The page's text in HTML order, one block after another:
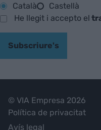
Català
Castellà
He llegit i accepto el
Subscriure's
© VIA Empresa 2026
Política de privacitat
Avís legal